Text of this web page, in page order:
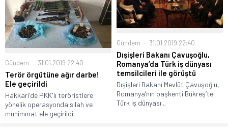
Gündem 31.01.2019 22:40
Terör örgütüne ağır darbe!
Ele geçirildi
Hakkari'de PKK'lı teröristlere
yönelik operasyonda silah ve
mühimmat ele geçirildi.
Gündem 31.01.2019 22:40
Dışişleri Bakanı Çavuşoğlu,
Romanya’da Türk iş dünyası
temsilcileri ile görüştü
Dışişleri Bakanı Mevlüt Çavuşoğlu,
Romanya’nın başkenti Bükreş’te
Türk iş dünyası...